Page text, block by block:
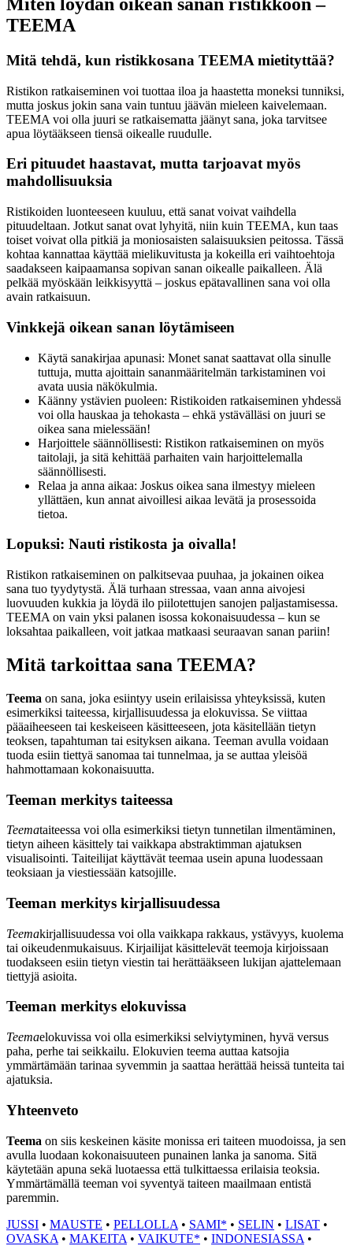
TEEMA
Mitä tehdä, kun ristikkosana TEEMA mietityttää?
Ristikon ratkaiseminen voi tuottaa iloa ja haastetta moneksi tunniksi,
mutta joskus jokin sana vain tuntuu jäävän mieleen kaivelemaan.
TEEMA voi olla juuri se ratkaisematta jäänyt sana, joka tarvitsee
apua löytääkseen tiensä oikealle ruudulle.
Eri pituudet haastavat, mutta tarjoavat myös
mahdollisuuksia
Ristikoiden luonteeseen kuuluu, että sanat voivat vaihdella
pituudeltaan. Jotkut sanat ovat lyhyitä, niin kuin TEEMA, kun taas
toiset voivat olla pitkiä ja moniosaisten salaisuuksien peitossa. Tässä
kohtaa kannattaa käyttää mielikuvitusta ja kokeilla eri vaihtoehtoja
saadakseen kaipaamansa sopivan sanan oikealle paikalleen. Älä
pelkää myöskään leikkisyyttä – joskus epätavallinen sana voi olla
avain ratkaisuun.
Vinkkejä oikean sanan löytämiseen
Käytä sanakirjaa apunasi: Monet sanat saattavat olla sinulle
tuttuja, mutta ajoittain sananmääritelmän tarkistaminen voi
avata uusia näkökulmia.
Käänny ystävien puoleen: Ristikoiden ratkaiseminen yhdessä
voi olla hauskaa ja tehokasta – ehkä ystävälläsi on juuri se
oikea sana mielessään!
Harjoittele säännöllisesti: Ristikon ratkaiseminen on myös
taitolaji, ja sitä kehittää parhaiten vain harjoittelemalla
säännöllisesti.
Relaa ja anna aikaa: Joskus oikea sana ilmestyy mieleen
yllättäen, kun annat aivoillesi aikaa levätä ja prosessoida
tietoa.
Lopuksi: Nauti ristikosta ja oivalla!
Ristikon ratkaiseminen on palkitsevaa puuhaa, ja jokainen oikea
sana tuo tyydytystä. Älä turhaan stressaa, vaan anna aivojesi
luovuuden kukkia ja löydä ilo piilotettujen sanojen paljastamisessa.
TEEMA on vain yksi palanen isossa kokonaisuudessa – kun se
loksahtaa paikalleen, voit jatkaa matkaasi seuraavan sanan pariin!
Mitä tarkoittaa sana TEEMA?
Teema on sana, joka esiintyy usein erilaisissa yhteyksissä, kuten
esimerkiksi taiteessa, kirjallisuudessa ja elokuvissa. Se viittaa
pääaiheeseen tai keskeiseen käsitteeseen, jota käsitellään tietyn
teoksen, tapahtuman tai esityksen aikana. Teeman avulla voidaan
tuoda esiin tiettyä sanomaa tai tunnelmaa, ja se auttaa yleisöä
hahmottamaan kokonaisuutta.
Teeman merkitys taiteessa
Teemataiteessa voi olla esimerkiksi tietyn tunnetilan ilmentäminen,
tietyn aiheen käsittely tai vaikkapa abstraktimman ajatuksen
visualisointi. Taiteilijat käyttävät teemaa usein apuna luodessaan
teoksiaan ja viestiessään katsojille.
Teeman merkitys kirjallisuudessa
Teemakirjallisuudessa voi olla vaikkapa rakkaus, ystävyys, kuolema
tai oikeudenmukaisuus. Kirjailijat käsittelevät teemoja kirjoissaan
tuodakseen esiin tietyn viestin tai herättääkseen lukijan ajattelemaan
tiettyjä asioita.
Teeman merkitys elokuvissa
Teemaelokuvissa voi olla esimerkiksi selviytyminen, hyvä versus
paha, perhe tai seikkailu. Elokuvien teema auttaa katsojia
ymmärtämään tarinaa syvemmin ja saattaa herättää heissä tunteita tai
ajatuksia.
Yhteenveto
Teema on siis keskeinen käsite monissa eri taiteen muodoissa, ja sen
avulla luodaan kokonaisuuteen punainen lanka ja sanoma. Sitä
käytetään apuna sekä luotaessa että tulkittaessa erilaisia teoksia.
Ymmärtämällä teeman voi syventyä taiteen maailmaan entistä
paremmin.
JUSSI • MAUSTE • PELLOLLA • SAMI* • SELIN • LISAT •
OVASKA • MAKEITA • VAIKUTE* • INDONESIASSA •